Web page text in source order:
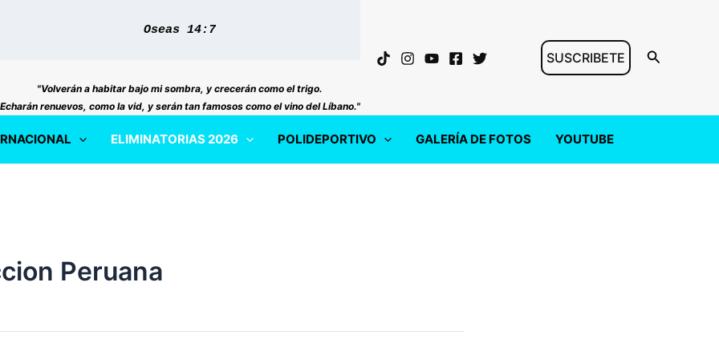
Oseas 14:7
"Volverán a habitar bajo mi sombra, y crecerán como el trigo.
Echarán renuevos, como la vid, y serán tan famosos como el vino del Líbano."
SUSCRIBETE Buscar
ELIMINATORIAS 2026 POLIDEPORTIVO GALERÍA DE FOTOS YOUTUBE
Peruana